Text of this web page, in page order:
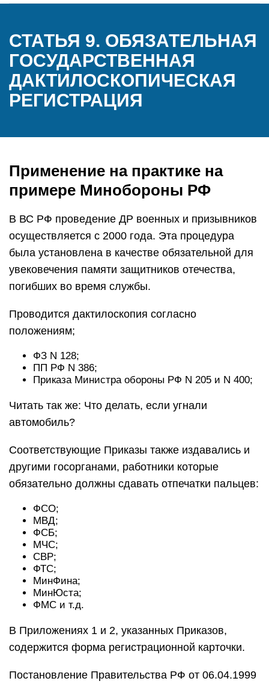
СТАТЬЯ 9. ОБЯЗАТЕЛЬНАЯ
ГОСУДАРСТВЕННАЯ
ДАКТИЛОСКОПИЧЕСКАЯ
РЕГИСТРАЦИЯ
Применение на практике на
примере Минобороны РФ
В ВС РФ проведение ДР военных и призывников
осуществляется с 2000 года. Эта процедура
была установлена в качестве обязательной для
увековечения памяти защитников отечества,
погибших во время службы.
Проводится дактилоскопия согласно
положениям;
ФЗ N 128;
ПП РФ N 386;
Приказа Министра обороны РФ N 205 и N 400;
Читать так же: ​​Что делать, если угнали
автомобиль?
Соответствующие Приказы также издавались и
другими госорганами, работники которые
обязательно должны сдавать отпечатки пальцев:
ФСО;
МВД;
ФСБ;
МЧС;
СВР;
ФТС;
МинФина;
МинЮста;
ФМС и т.д.
В Приложениях 1 и 2, указанных Приказов,
содержится форма регистрационной карточки.
Постановление Правительства РФ от 06.04.1999